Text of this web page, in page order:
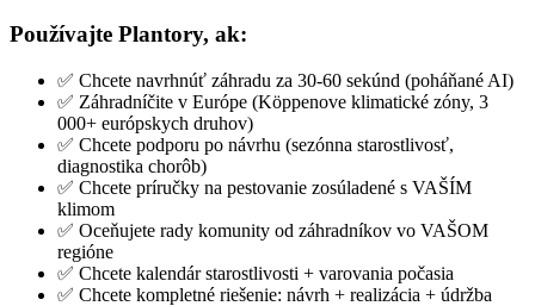
Používajte Plantory, ak:
✅ Chcete navrhnúť záhradu za 30-60 sekúnd (poháňané AI)
✅ Záhradníčite v Európe (Köppenove klimatické zóny, 3
000+ európskych druhov)
✅ Chcete podporu po návrhu (sezónna starostlivosť,
diagnostika chorôb)
✅ Chcete príručky na pestovanie zosúladené s VAŠÍM
klimom
✅ Oceňujete rady komunity od záhradníkov vo VAŠOM
regióne
✅ Chcete kalendár starostlivosti + varovania počasia
✅ Chcete kompletné riešenie: návrh + realizácia + údržba